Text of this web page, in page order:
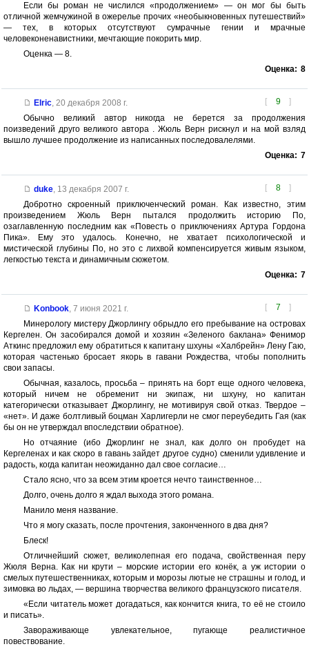
Если бы роман не числился «продолжением» — он мог бы быть
отличной жемчужиной в ожерелье прочих «необыкновенных путешествий»
— тех, в которых отсутствуют сумрачные гении и мрачные
человеконенавистники, мечтающие покорить мир.
Оценка — 8.
Оценка: 8
[ 9 ]
Elric, 20 декабря 2008 г.
Обычно великий автор никогда не берется за продолжения
поизведений друго великого автора . Жюль Верн рискнул и на мой взляд
вышло лучшее продолжение из написанных последовалелями.
Оценка: 7
[ 8 ]
duke, 13 декабря 2007 г.
Добротно скроенный приключенческий роман. Как известно, этим
произведением Жюль Верн пытался продолжить историю По,
озаглавленную последним как «Повесть о приключениях Артура Гордона
Пика». Ему это удалось. Конечно, не хватает психологической и
мистической глубины По, но это с лихвой компенсируется живым языком,
легкостью текста и динамичным сюжетом.
Оценка: 7
[ 7 ]
Konbook, 7 июня 2021 г.
Минерологу мистеру Джорлингу обрыдло его пребывание на островах
Кергелен. Он засобирался домой и хозяин «Зеленого баклана» Фенимор
Аткинс предложил ему обратиться к капитану шхуны «Халбрейн» Лену Гаю,
которая частенько бросает якорь в гавани Рождества, чтобы пополнить
свои запасы.
Обычная, казалось, просьба – принять на борт еще одного человека,
который ничем не обременит ни экипаж, ни шхуну, но капитан
категорически отказывает Джорлингу, не мотивируя свой отказ. Твердое –
«нет». И даже болтливый боцман Харлигерли не смог переубедить Гая (как
бы он не утверждал впоследствии обратное).
Но отчаяние (ибо Джорлинг не знал, как долго он пробудет на
Кергеленах и как скоро в гавань зайдет другое судно) сменили удивление и
радость, когда капитан неожиданно дал свое согласие…
Стало ясно, что за всем этим кроется нечто таинственное…
Долго, очень долго я ждал выхода этого романа.
Манило меня название.
Что я могу сказать, после прочтения, законченного в два дня?
Блеск!
Отличнейший сюжет, великолепная его подача, свойственная перу
Жюля Верна. Как ни крути – морские истории его конёк, а уж истории о
смелых путешественниках, которым и морозы лютые не страшны и голод, и
зимовка во льдах, — вершина творчества великого французского писателя.
«Если читатель может догадаться, как кончится книга, то её не стоило
и писать».
Завораживающе увлекательное, пугающе реалистичное
повествование.